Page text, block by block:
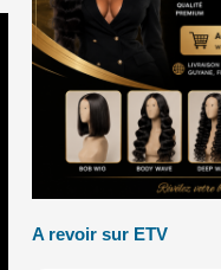
A revoir sur ETV